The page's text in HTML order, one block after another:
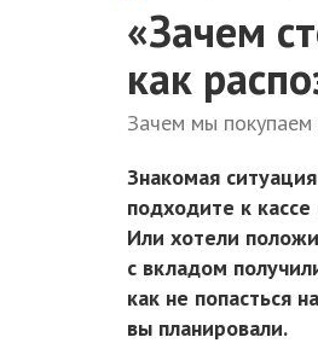
«Зачем
как
Зачем мы
Знакомая
подходите к
Или хотели
с вкладом
как не попасться
вы планировали.